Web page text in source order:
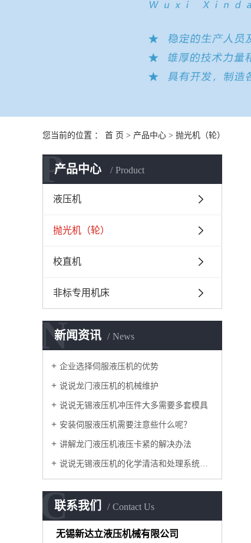
您当前的位置 ： 首 页 > 产品中心 > 抛光机（轮）
产品中心 Product
P
液压机
抛光机（轮）
校直机
非标专用机床
新闻资讯 News
N
企业选择伺服液压机的优势
说说龙门液压机的机械维护
说说无锡液压机冲压件大多需要多套模具
安装伺服液压机需要注意些什么呢？
讲解龙门液压机液压卡紧的解决办法
说说无锡液压机的化学清洁和处理系统内表面
联系我们 Contact Us
C
无锡新达立液压机械有限公司